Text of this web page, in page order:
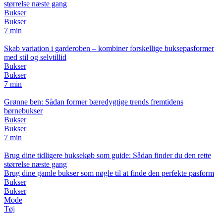
størrelse næste gang
Bukser
Bukser
7 min
Skab variation i garderoben – kombiner forskellige buksepasformer
med stil og selvtillid
Bukser
Bukser
7 min
Grønne ben: Sådan former bæredygtige trends fremtidens
børnebukser
Bukser
Bukser
7 min
Brug dine tidligere buksekøb som guide: Sådan finder du den rette
størrelse næste gang
Brug dine gamle bukser som nøgle til at finde den perfekte pasform
Bukser
Bukser
Mode
Tøj